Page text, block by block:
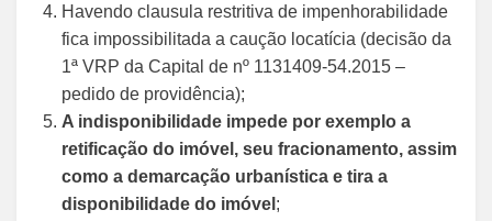
Havendo clausula restritiva de impenhorabilidade
fica impossibilitada a caução locatícia (decisão da
1ª VRP da Capital de nº 1131409-54.2015 –
pedido de providência);
A indisponibilidade impede por exemplo a
retificação do imóvel, seu fracionamento, assim
como a demarcação urbanística e tira a
disponibilidade do imóvel ;